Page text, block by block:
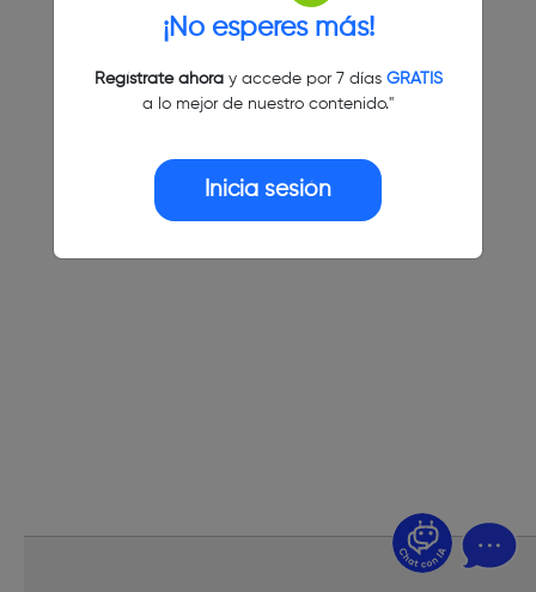
¡No esperes más!
Regístrate ahoray accede por 7 días GRATIS
a lo mejor de nuestro contenido."
Inicia sesión